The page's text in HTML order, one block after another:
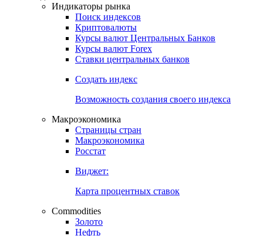
Откройте глобальную базу данных
Получить доступ
Индикаторы рынка
Поиск индексов
Курсы валют Центральных Банков
Ставки центральных банков
Создать индекс
Возможность создания своего индекса
Страницы стран
Росстат
Виджет:
Карта процентных ставок